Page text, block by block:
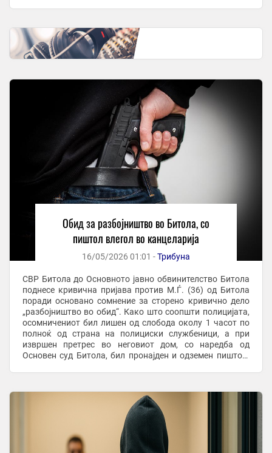
Обид за разбојништво во Битола, со
пиштол влегол во канцеларија
16/05/2026 01:01 -Трибуна
СВР Битола до Основното јавно обвинителство Битола
поднесе кривична пријава против М.Ѓ. (36) од Битола
поради основано сомнение за сторено кривично дело
„разбојништво во обид“. Како што соопшти полицијата,
осомничениот бил лишен од слобода околу 1 часот по
полноќ од страна на полициски службеници, а при
извршен претрес во неговиот дом, со наредба од
Основен суд Битола, бил пронајден и одземен пиштол.